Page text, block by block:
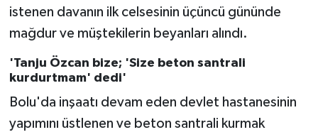
istenen davanın ilk celsesinin üçüncü gününde
mağdur ve müştekilerin beyanları alındı.
'Tanju Özcan bize; 'Size beton santrali
kurdurtmam' dedi'
Bolu'da inşaatı devam eden devlet hastanesinin
yapımını üstlenen ve beton santrali kurmak